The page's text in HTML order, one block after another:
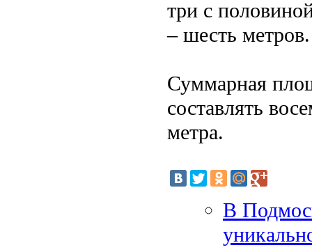
три с
– шесть метров.
Суммарная
составлять
метра.
В